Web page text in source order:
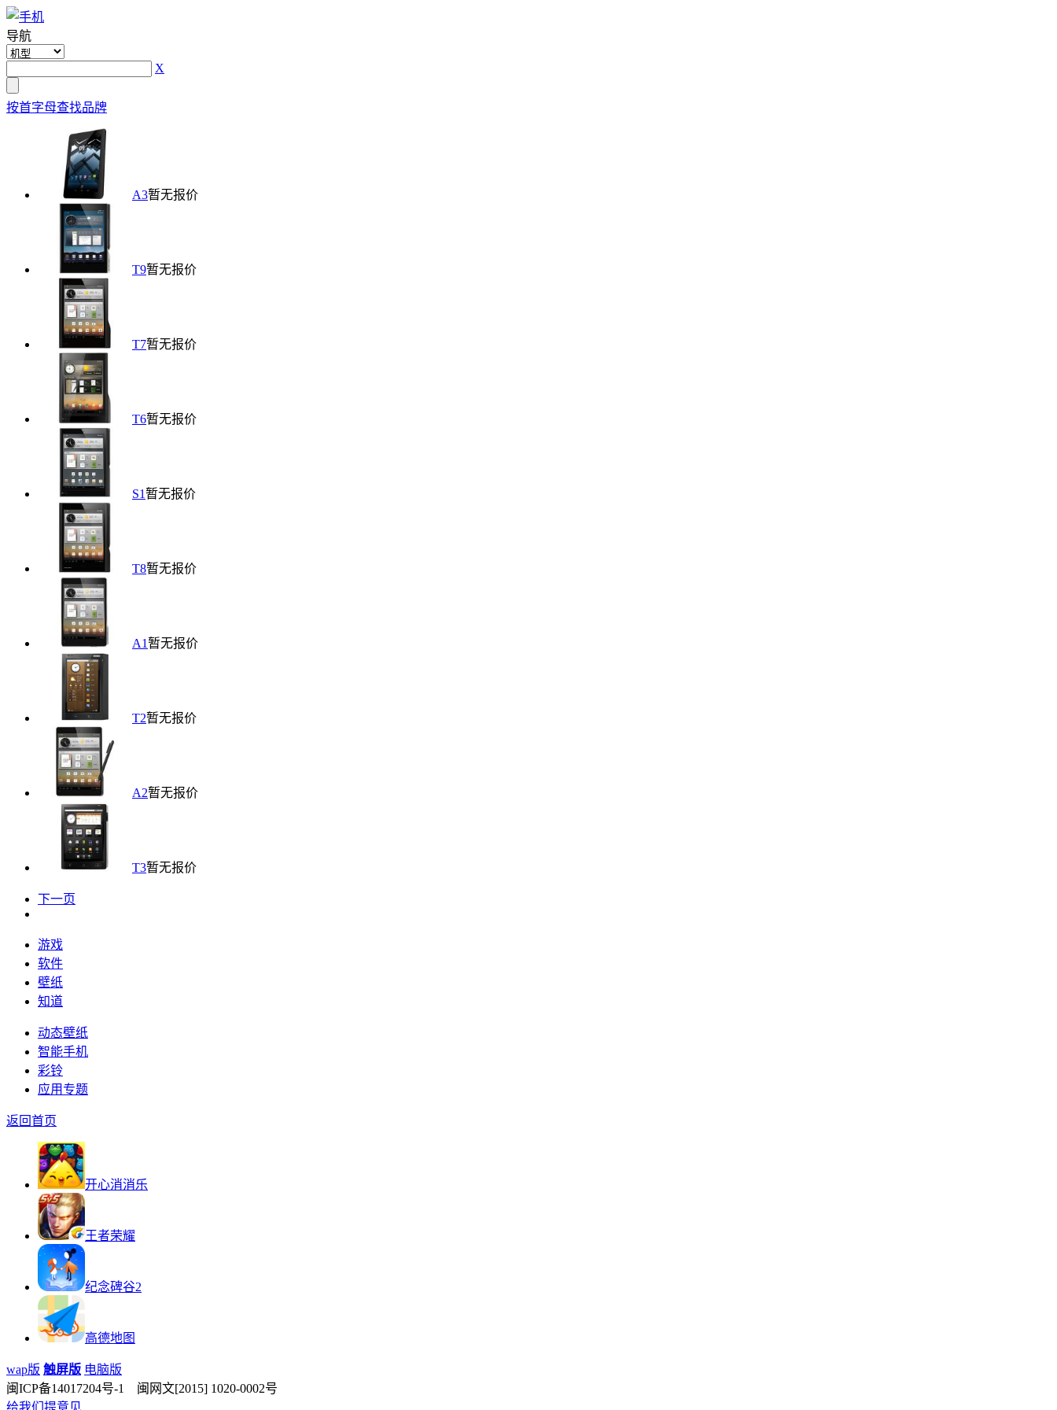
导航
X
按首字母查找品牌
A3暂无报价
T9暂无报价
T7暂无报价
T6暂无报价
S1 暂无报价
T8暂无报价
A1 暂无报价
T2暂无报价
A2暂无报价
T3暂无报价
下一页
游戏
软件
壁纸
知道
动态壁纸
智能手机
彩铃
应用专题
返回首页
开心消消乐
王者荣耀
纪念碑谷2
高德地图
wap版 触屏版 电脑版
闽ICP备14017204号-1 闽网文[2015] 1020-0002号
给我们提意见